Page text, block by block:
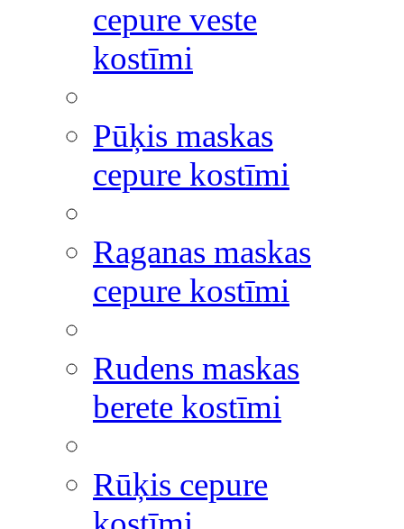
cepure veste
kostīmi
Pūķis maskas
cepure kostīmi
Raganas maskas
cepure kostīmi
Rudens maskas
berete kostīmi
Rūķis cepure